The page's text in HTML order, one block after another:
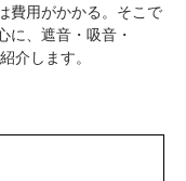
費用がかかる。そこで
に、遮音・吸音・
介します。